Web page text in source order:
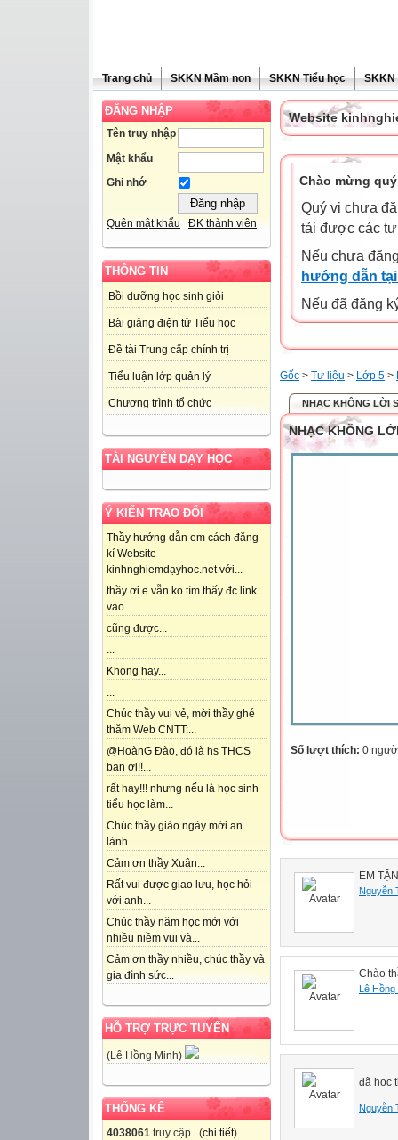
Trang chủ SKKN Mầm non SKKN Tiểu học SKKN
ĐĂNG NHẬP
Tên truy nhập
Mật khẩu
Ghi nhớ
Quên mật khẩu ĐK thành viên
THÔNG TIN
Bồi dưỡng học sinh giỏi
Bài giảng điện tử Tiểu học
Đề tài Trung cấp chính trị
Tiểu luận lớp quản lý
Chương trình tổ chức
TÀI NGUYÊN DẠY HỌC
Ý KIẾN TRAO ĐỔI
Thầy hướng dẫn em cách đăng
kí Website
kinhnghiemdạyhoc.net với...
thầy ơi e vẫn ko tìm thấy đc link
vào...
cũng được...
...
Khong hay...
...
Chúc thầy vui vẻ, mời thầy ghé
thăm Web CNTT:...
@HoànG Đào, đó là hs THCS
bạn ơi!!...
rất hay!!! nhưng nếu là học sinh
tiểu học làm...
Chúc thầy giáo ngày mới an
lành...
Cảm ơn thầy Xuân...
Rất vui được giao lưu, học hỏi
với anh...
Chúc thầy năm học mới với
nhiều niềm vui và...
Cảm ơn thầy nhiều, chúc thầy và
gia đình sức...
HỖ TRỢ TRỰC TUYẾN
(Lê Hồng Minh)
THỐNG KÊ
4038061 truy cập (chi tiết)
Website
Chào mừng
Quý vị chưa
tải được các
Nếu chưa
hướng dẫn
Nếu đã đăng
Gốc > Tư liệu > Lớp 5 >
NHẠC KHÔNG LỜI
NHẠC KHÔNG
Số lượt thích: 0
EM
Nguyễn
Chào
Lê Hồng
đã học
Nguyễn